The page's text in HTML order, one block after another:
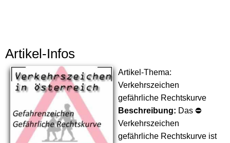
Artikel-Infos
Artikel-Thema:
Verkehrszeichen
gefährliche Rechtskurve
Beschreibung: Das ⛔
Verkehrszeichen
gefährliche Rechtskurve ist